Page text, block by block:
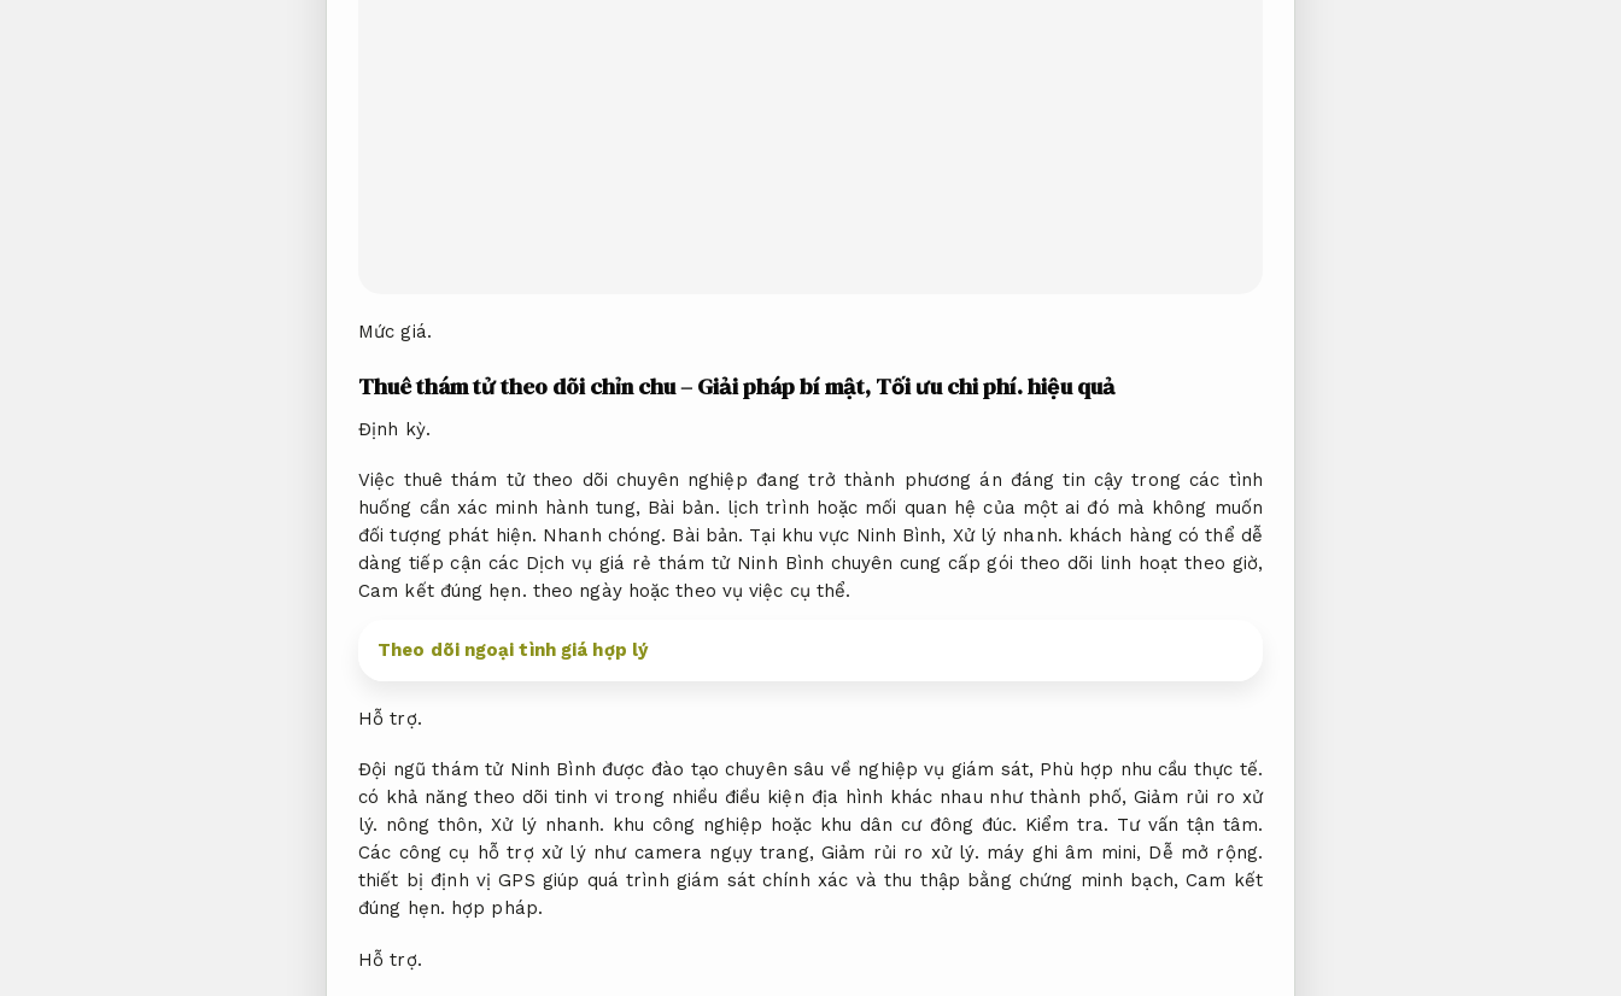
Mức giá.
Thuê thám tử theo dõi chỉn chu – Giải pháp bí mật, Tối ưu chi phí.hiệu quả
Định kỳ.
Việc thuê thám tử theo dõi chuyên nghiệp đang trở thành phương án đáng tin cậy trong các tình
huống cần xác minh hành tung, Bài bản. lịch trình hoặc mối quan hệ của một ai đó mà không muốn
đối tượng phát hiện. Nhanh chóng. Bài bản. Tại khu vực Ninh Bình, Xử lý nhanh. khách hàng có thể dễ
dàng tiếp cận các Dịch vụ giá rẻ thám tử Ninh Bình chuyên cung cấp gói theo dõi linh hoạt theo giờ,
Cam kết đúng hẹn. theo ngày hoặc theo vụ việc cụ thể.
Theo dõi ngoại tình giá hợp lý
Hỗ trợ.
Đội ngũ thám tử Ninh Bình được đào tạo chuyên sâu về nghiệp vụ giám sát, Phù hợp nhu cầu thực tế.
có khả năng theo dõi tinh vi trong nhiều điều kiện địa hình khác nhau như thành phố,Giảm rủi ro xử
lý. nông thôn,Xử lý nhanh. khu công nghiệp hoặc khu dân cư đông đúc. Kiểm tra. Tư vấn tận tâm.
Các công cụ hỗ trợ xử lý như camera ngụy trang,Giảm rủi ro xử lý. máy ghi âm mini, Dễ mở rộng.
thiết bị định vị GPS giúp quá trình giám sát chính xác và thu thập bằng chứng minh bạch,Cam kết
đúng hẹn. hợp pháp.
Hỗ trợ.